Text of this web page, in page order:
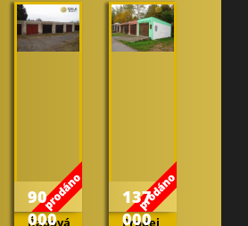
90
000
Řadová
137
000
Prodej